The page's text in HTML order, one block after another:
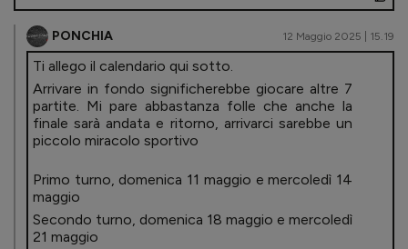
PONCHIA 12 Maggio 2025 | 15.19
Ti allego il calendario qui sotto.
Arrivare in fondo significherebbe giocare altre 7
partite. Mi pare abbastanza folle che anche la
finale sarà andata e ritorno, arrivarci sarebbe un
piccolo miracolo sportivo
Primo turno, domenica 11 maggio e mercoledì 14
maggio
Secondo turno, domenica 18 maggio e mercoledì
21 maggio